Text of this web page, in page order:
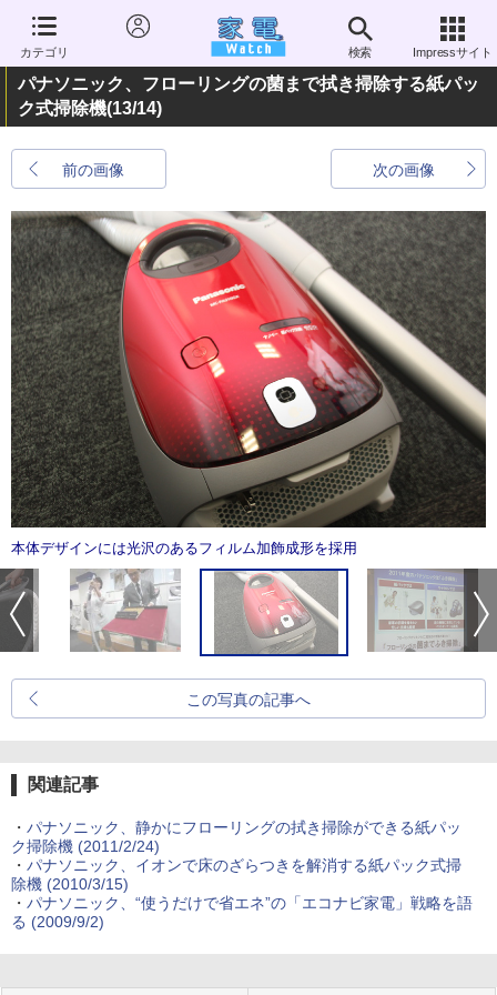
カテゴリ 検索 Impressサイト
パナソニック、フローリングの菌まで拭き掃除する紙パッ
ク式掃除機(13/14)
前の画像 次の画像
本体デザインには光沢のあるフィルム加飾成形を採用
この写真の記事へ
関連記事
・ パナソニック、静かにフローリングの拭き掃除ができる紙パッ
ク掃除機 (2011/2/24)
・ パナソニック、イオンで床のざらつきを解消する紙パック式掃
除機 (2010/3/15)
・ パナソニック、“使うだけで省エネ”の「エコナビ家電」戦略を語
る (2009/9/2)